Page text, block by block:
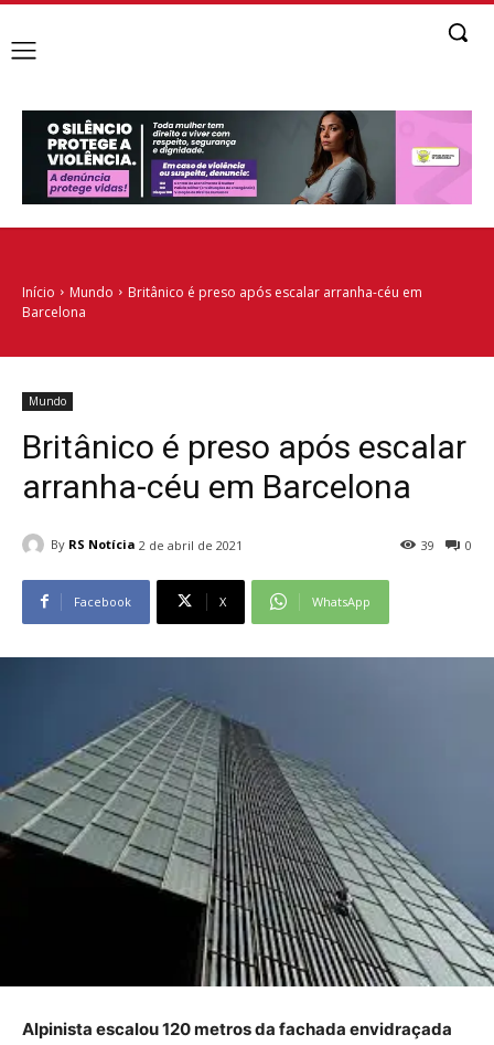
Início Mundo
Britânico é preso após escalar arranha-céu em
Barcelona
Mundo
Britânico é preso após escalar
arranha-céu em Barcelona
By RS Notícia 2 de abril de 2021 0
39
Facebook X WhatsApp
Alpinista escalou 120 metros da fachada envidraçada